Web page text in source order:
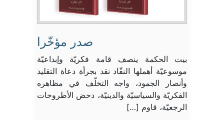
صدر مؤخّرا
بيت الحكمة ينصف قامة فكريّة وإبداعيّة
موسوعيّة أهملها النقّاد نقد بجرأة دعاة التقليد
وأنصار الجمود، واجه التخلّف في مظاهره
الفكريّة والسياسيّة والدينيّة، دحض الأطروحات
الرجعيّة، قاوم […]